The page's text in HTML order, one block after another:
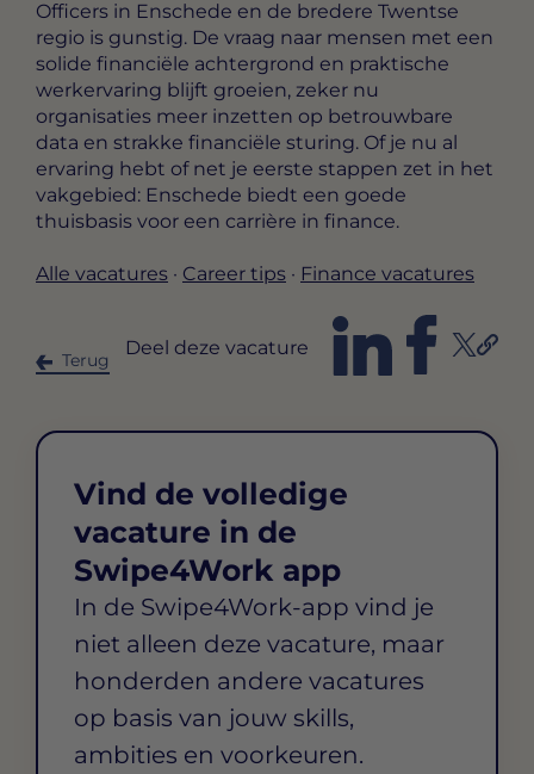
Officers in Enschede en de bredere Twentse
regio is gunstig. De vraag naar mensen met een
solide financiële achtergrond en praktische
werkervaring blijft groeien, zeker nu
organisaties meer inzetten op betrouwbare
data en strakke financiële sturing. Of je nu al
ervaring hebt of net je eerste stappen zet in het
vakgebied: Enschede biedt een goede
thuisbasis voor een carrière in finance.
Alle vacatures · Career tips · Finance vacatures
Terug
Deel deze vacature
Vind de volledige
vacature in de
Swipe4Work app
In de Swipe4Work-app vind je
niet alleen deze vacature, maar
honderden andere vacatures
op basis van jouw skills,
ambities en voorkeuren.